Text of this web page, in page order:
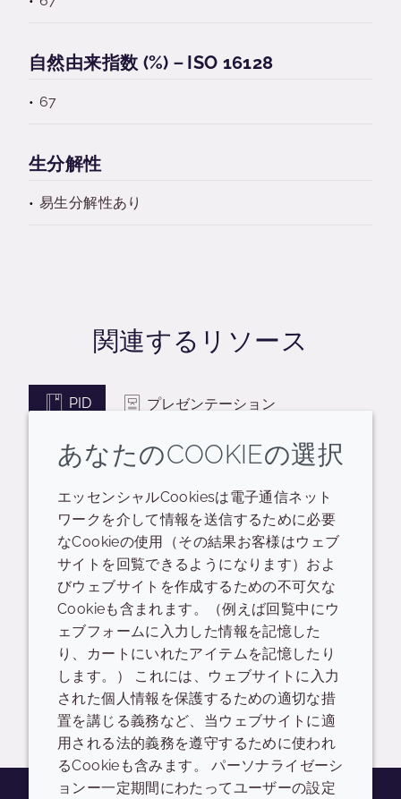
自然由来指数 (%)－ISO 16128
67
生分解性
易生分解性あり
関連するリソース
PID プレゼンテーション
生分解性ステートメント
CRODAMOL OP-LQ-(RB) - LB03663
英語: 669.0 KB READ DESCRIPTIONS
ログイン/登録
SP CRODAMOL OP MBAL-LQ-(MV) - LBR1109
英語: 671.0 KB READ DESCRIPTIONS
ログイン/登録
あなたのCOOKIEの選択
エッセンシャルCookiesは電子通信ネット
ワークを介して情報を送信するために必要
なCookieの使用（その結果お客様はウェブ
サイトを回覧できるようになります）およ
びウェブサイトを作成するための不可欠な
Cookieも含まれます。（例えば回覧中にウ
ェブフォームに入力した情報を記憶した
り、カートにいれたアイテムを記憶したり
します。） これには、ウェブサイトに入力
された個人情報を保護するための適切な措
置を講じる義務など、当ウェブサイトに適
用される法的義務を遵守するために使われ
るCookieも含みます。 パーソナライゼーシ
ョンー一定期間にわたってユーザーの設定